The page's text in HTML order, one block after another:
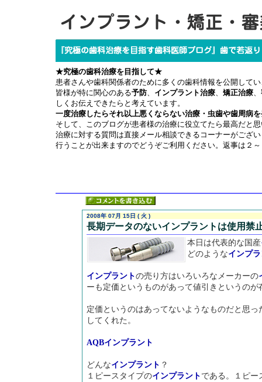
★究極の歯科治療を目指して★
患者さんや歯科関係者のために多くの歯科情報を公開して
皆様が特に関心のある予防、 インプラント治療、 矯正治療、
しくお伝えできたらと考えています。
一度治療したらそれ以上悪くならない治療・虫歯や歯周病
そして、このブログが患者様の治療に役立てたら最高だと
治療に対する質問は直接メール相談できるコーナーがござ
行うことが出来ますのでどうぞご利用ください。返事は２
2008年 07月 15日 ( 火 )
長期データのないインプラントは使用禁
本日は代表的な国産
どのようなインプ
インプラントの売り方はいろいろなメーカーの
ーも定価というものがあって値引きというの
定価というのはあってないようなものだと思
してくれた。
AQBインプラント
どんなインプラント ？
１ピースタイプのインプラント である。１ピー